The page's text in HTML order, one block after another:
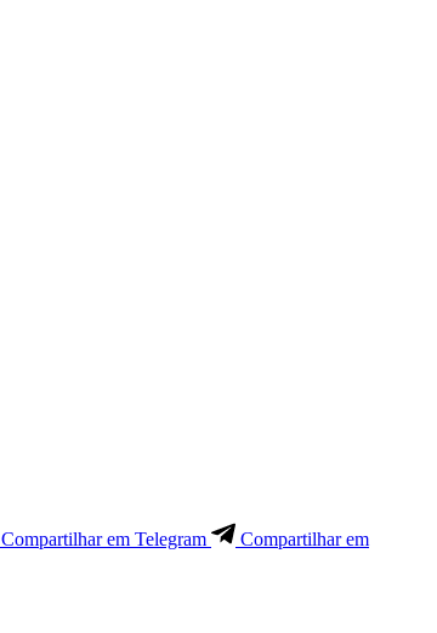
Compartilhar em Telegram
Compartilhar em